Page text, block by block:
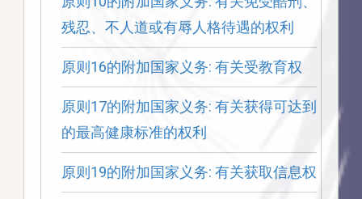
残忍、不人道或有辱人格待遇的权利
原则16的附加国家义务: 有关受教育权
原则17的附加国家义务: 有关获得可达到
的最高健康标准的权利
原则19的附加国家义务: 有关获取信息权